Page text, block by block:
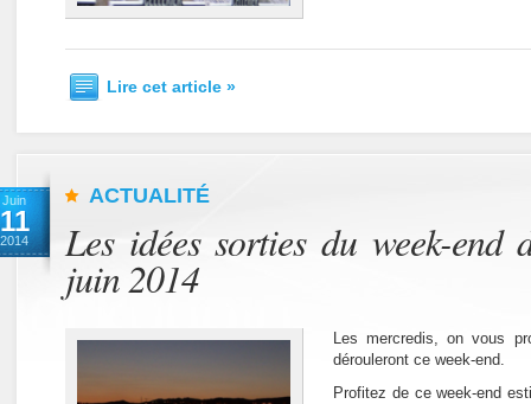
Lire cet article »
Juin
11
2014
ACTUALITÉ
Les idées sorties du week-
juin 2014
Les mercredis, on vous
dérouleront ce week-end.
Profitez de ce week-end